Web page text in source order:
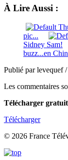
À Lire Aussi :
pic...
Sidney Sam!
buzz...en
Publié par levequef
Les commentaires
Télécharger
Télécharger
© 2026 France